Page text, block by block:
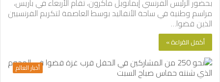
بحضور الرئيس الفرنسي إيمانويل ماكرون، تقام الأربعاء في باريس،
مراسم وطنية في ساحة الأنفاليد بوسط العاصمة لتكريم الفرنسيين
الذين قضوا…
أكمل القراءة »
أخبار العالم